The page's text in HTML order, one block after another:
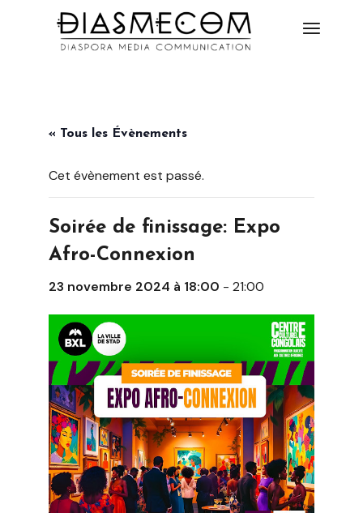
« Tous les Évènements
Cet évènement est passé.
Soirée de finissage: Expo
Afro-Connexion
23 novembre 2024 à 18:00 -21:00